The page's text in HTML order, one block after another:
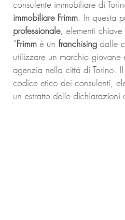
consulente immobiliare di
immobiliare Frimm. In questa
professionale, elementi
“Frimm è un franchising dalle
utilizzare un marchio
agenzia nella città di Torino.
codice etico dei consulenti,
un estratto delle dichiarazioni